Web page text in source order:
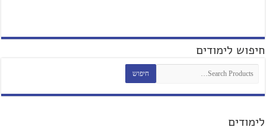
חיפוש לימודים
לימודים